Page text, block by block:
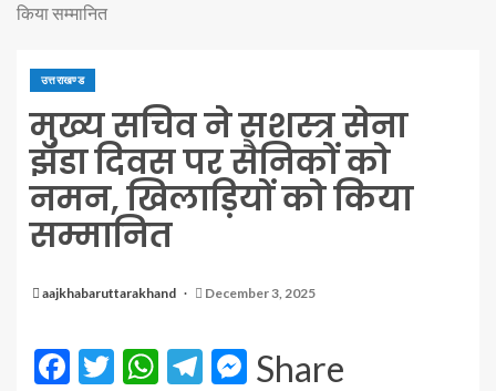
किया सम्मानित
उत्तराखण्ड
मुख्य सचिव ने सशस्त्र सेना
झंडा दिवस पर सैनिकों को
नमन, खिलाड़ियों को किया
सम्मानित
aajkhabaruttarakhand December 3, 2025
Facebook
Twitter
WhatsApp
Telegram
Messenger
Share